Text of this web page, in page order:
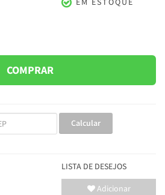
COMPRAR
Calcular
LISTA DE DESEJOS
Adicionar